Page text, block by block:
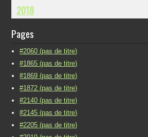
2018
Pages
#2060 (pas de titre)
#1865 (pas de titre)
#1869 (pas de titre)
#1872 (pas de titre)
#2140 (pas de titre)
#2145 (pas de titre)
#2205 (pas de titre)